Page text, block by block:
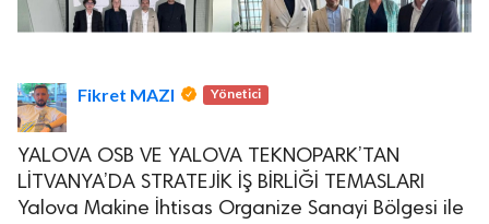
Fikret MAZI Yönetici
YALOVA OSB VE YALOVA TEKNOPARK’TAN
LİTVANYA’DA STRATEJİK İŞ BİRLİĞİ TEMASLARI
Yalova Makine İhtisas Organize Sanayi Bölgesi ile